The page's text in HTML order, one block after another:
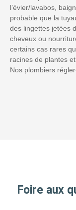
l’évier/lavabos,
probable que la
des lingettes jetées
cheveux ou
certains cas rares
racines de plantes
Nos plombiers
Foire aux